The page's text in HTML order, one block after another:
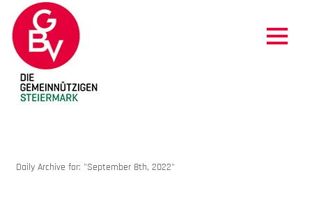
Daily Archive for: "September 8th, 2022"